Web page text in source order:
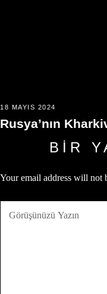
18 MAYIS 2024
Rusya’nın
BIR
Your email address will not